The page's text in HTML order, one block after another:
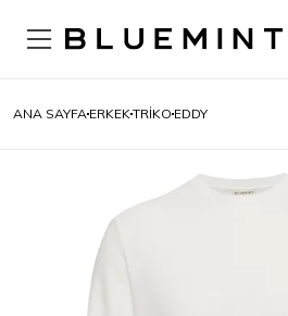
ANA SAYFA ERKEKTRIKO EDDY